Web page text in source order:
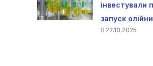
інвестували
запуск
22.10.2025